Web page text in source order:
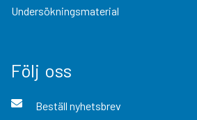
Undersökningsmaterial
Följ oss
Beställ nyhetsbrev